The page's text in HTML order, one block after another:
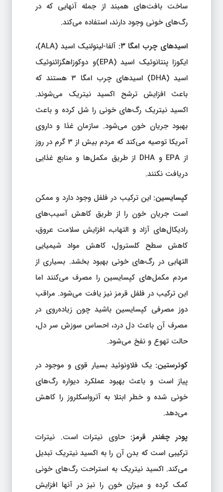
ساخت بافت‌های همبند از جمله آنهایی که در
رگ‌های خونی وجود دارند، استفاده می‌کند.
اسیدهای چرب امگا ۳:
آلفا-لینولنیک اسید (ALA)،
ایکوزا پنتانوئیک اسید (EPA)و دوکوزاهگزائنوئیک
اسید (DHA) اسیدهای چرب امگا ۳ هستند که
باعث افزایش ترشح اکسید نیتریک می‌شوند.
اکسید نیتریک رگ‌های خونی را شل کرده و باعث
بهبود جریان خون می‌شود. سازمان غذا و داروی
آمریکا توصیه می‌کند که مردم بیش از ۳ گرم در روز
از EPA و DHA از طریق مکمل‌ها و منابع غذایی
دریافت نکنند.
کپسایسین: این ترکیب در فلفل وجود دارد و ممکن
است جریان خون را از طریق کاهش آسیب‌های
رادیکال‌های آزاد و التهاب، افزایش سلامت عروق،
کاهش سطح کلسترول، کاهش مواد شیمیایی
التهابی در رگ‌های خونی بهبود بخشد. بسیاری از
مردم مکمل‌های کپسایسین را مصرف می‌کنند اما
این ترکیب در فلفل قرمز نیز یافت می‌شود. مراقب
دوز مصرفی کپسایسین باشید چون زیاده‌روی در
مصرف آن باعث دل درد، احساس سوزش سر دل،
حالت تهوع و نفخ می‌شود.
کوئرستین:یک فلاونوئید بسیار قوی و موجود در
پیاز است و باعث بهبود عملکرد دیواره رگ‌های
خونی شده و خطر ابتلا به آترواسکلروز را کاهش
می‌دهد.
پودر چغندر قرمز:حاوی نیترات است. نیترات
ترکیبی است که بدن آن را به اکسید نیتریک تبدیل
می‌کند. اکسید نیتریک به استراحت رگ‌های خونی
کمک کرده و میزان خون را نیز در آنها افزایش